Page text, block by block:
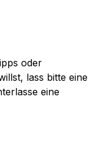
oder
lass bitte eine
eine